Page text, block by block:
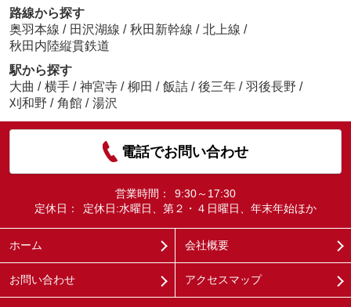
路線から探す
奥羽本線 / 田沢湖線 / 秋田新幹線 / 北上線 /
秋田内陸縦貫鉄道
駅から探す
大曲 / 横手 / 神宮寺 / 柳田 / 飯詰 / 後三年 / 羽後長野 /
刈和野 / 角館 / 湯沢
電話でお問い合わせ
営業時間：
9:30～17:30
定休日：
定休日:水曜日、第２・４日曜日、年末年始ほか
ホーム 会社概要
お問い合わせ アクセスマップ